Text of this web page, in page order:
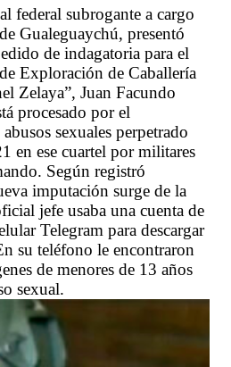
federal subrogante a cargo
Gualeguaychú, presentó
de indagatoria para el
Exploración de Caballería
Zelaya”, Juan Facundo
procesado por el
sexuales perpetrado
en ese cuartel por militares
Según registró
imputación surge de la
jefe usaba una cuenta de
Telegram para descargar
su teléfono le encontraron
de menores de 13 años
sexual.